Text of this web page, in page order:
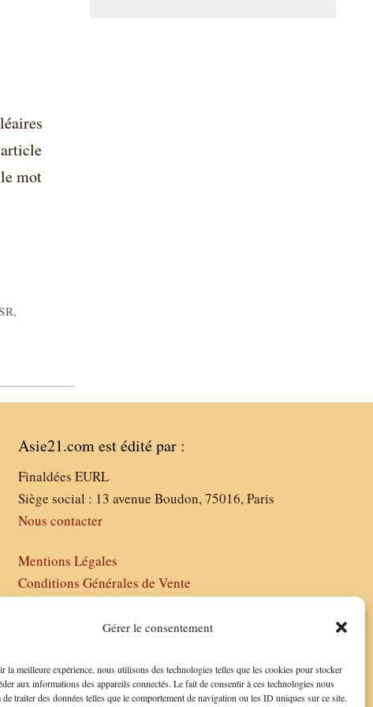
Gérer le consentement
la meilleure expérience, nous utilisons des technologies telles que les cookies pour stocker
aux informations des appareils connectés. Le fait de consentir à ces technologies nous
de traiter des données telles que le comportement de navigation ou les ID uniques sur ce site.
mot
,
Asie21.com est édité par :
Finaldées EURL
Siège social : 13 avenue Boudon, 75016, Paris
Nous contacter
Mentions Légales
Conditions Générales de Vente